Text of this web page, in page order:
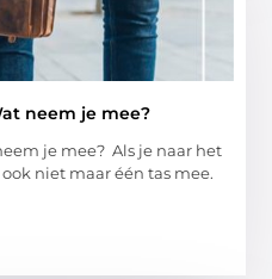
neem je mee?
je mee? Als je naar het
niet maar één tas mee.